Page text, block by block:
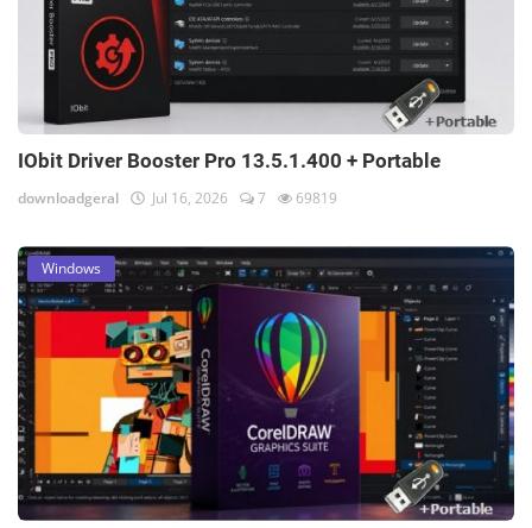
IObit Driver Booster Pro 13.5.1.400 + Portable
downloadgeral Jul 16, 2026 7 69819
Windows